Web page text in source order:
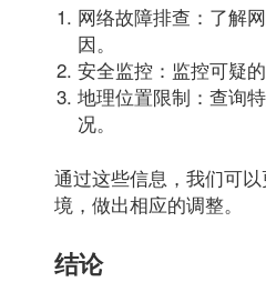
网络故障排查：了解
因。
安全监控：监控可疑的
地理位置限制：查询
况。
通过这些信息，我们可
境，做出相应的调整。
结论